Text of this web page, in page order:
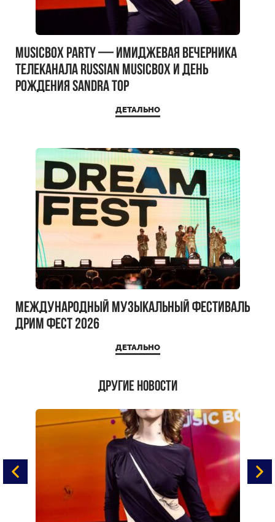
MUSICBOX PARTY — имиджевая вечерника
телеканала RUSSIAN MUSICBOX и день
рождения Sandra Top
ДЕТАЛЬНО
Международный музыкальный фестиваль
ДРИМ ФЕСТ 2026
ДЕТАЛЬНО
Другие новости